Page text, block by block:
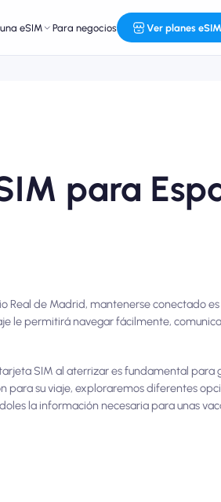
eSIM Para negocios Ver planes eSIM
para
Real de Madrid, mantenerse conectado es
le permitirá navegar fácilmente,
SIM al aterrizar es fundamental para
para su viaje, exploraremos diferentes
la información necesaria para unas